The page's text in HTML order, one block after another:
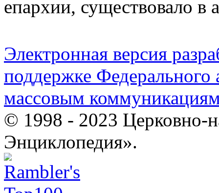
епархии, существовало в
Электронная версия
поддержке Федерального
массовым
© 1998 - 2023 Церковно-
Энциклопедия».